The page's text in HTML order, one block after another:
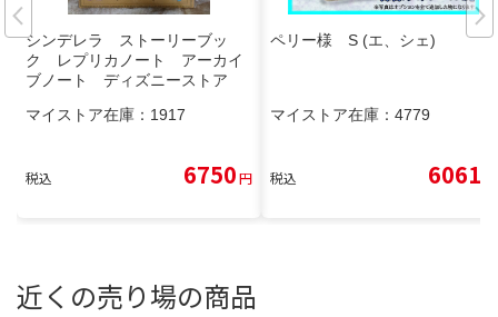
シンデレラ ストーリーブッ
ク レプリカノート アーカイ
ブノート ディズニーストア
マイストア在庫： 1917
税込 6750円
ペリー様 S (エ、シェ)
マイストア在庫： 4779
税込 6061
近くの売り場の商品